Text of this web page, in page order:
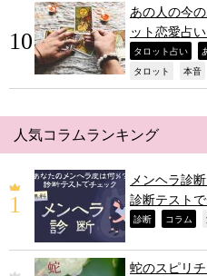
あの人の今
ット恋愛占い
タロット占い
タロット 本音
人気コラムランキング
メンヘラ診
診断テスト
診断 コラム
蛇のスピリ